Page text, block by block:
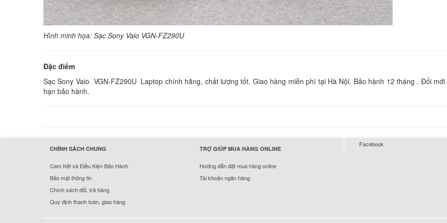
Sạc Laptop Sony
Sạc Laptop Sony
Hình minh họa: Sạc Sony Vaio VGN-FZ290U
Đặc điểm
Sạc Sony Vaio VGN-FZ290U Laptop chính hãng, chất lượng tốt. Giao hàng miễn phí tại Hà Nội. Bảo hành 12 tháng . Đổi
hạn bảo hành.
CHÍNH SÁCH CHUNG
Cam Kết và Điều Kiện Bảo Hành
Bảo mật thông tin
Chính sách đổi, trả hàng
Quy định thanh toán, giao hàng
TRỢ GIÚP MUA HÀNG ONLINE
Hướng dẫn đặt mua hàng online
Tài khoản ngân hàng
Facebook